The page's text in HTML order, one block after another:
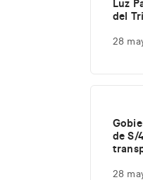
del
28
de S/
28